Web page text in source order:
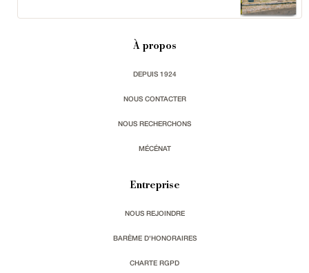
À propos
DEPUIS 1924
NOUS CONTACTER
NOUS RECHERCHONS
MÉCÉNAT
Entreprise
NOUS REJOINDRE
BARÈME D'HONORAIRES
CHARTE RGPD